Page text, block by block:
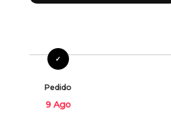
Pedido
9 Ago